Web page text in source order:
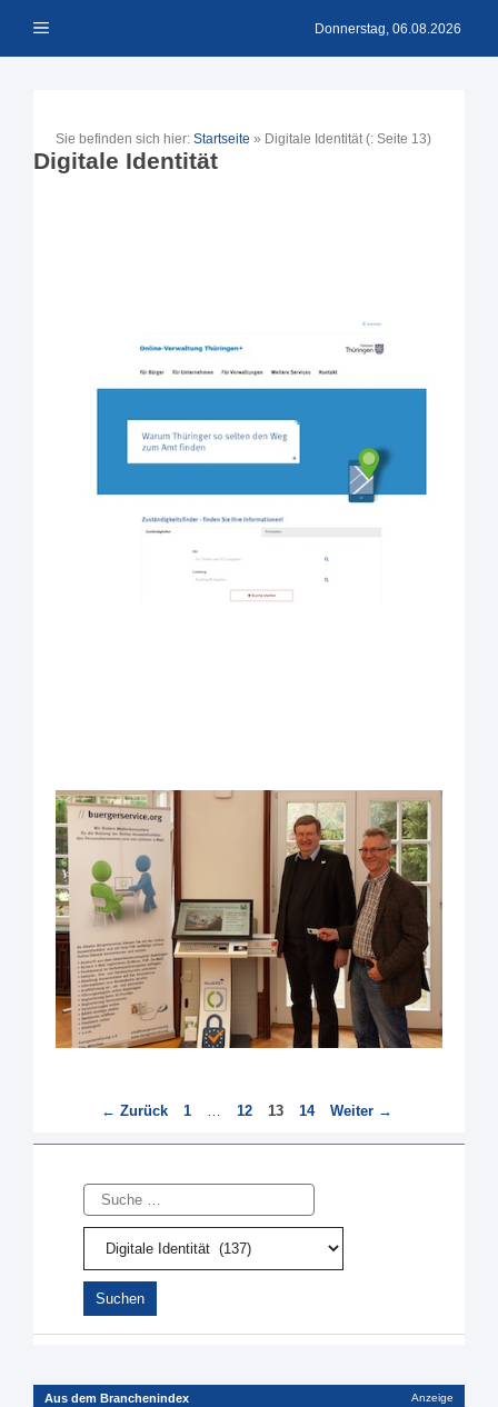
Inhalt Menü Donnerstag, 06.08.2026
Sie befinden sich hier: Startseite » Digitale Identität(: Seite 13)
Digitale Identität
← Zurück Seite
1 Seite
12 Seite
13 Seite
14 Weiter →
Suche
Aus dem Branchenindex Anzeige